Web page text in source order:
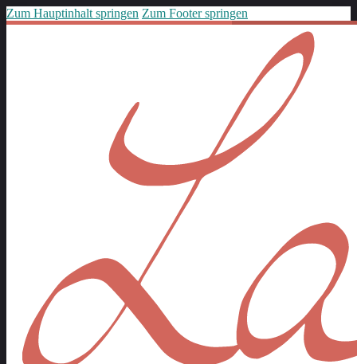
Zum Hauptinhalt springen Zum Footer springen